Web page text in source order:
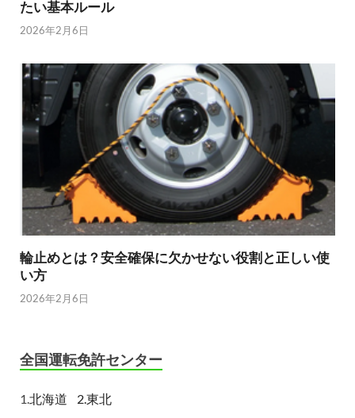
たい基本ルール
2026年2月6日
輪止めとは？安全確保に欠かせない役割と正しい使
い方
2026年2月6日
全国運転免許センター
1.北海道 2.東北